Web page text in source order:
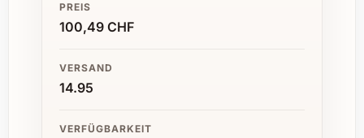
PREIS
100,49 CHF
VERSAND
14.95
VERFÜGBARKEIT